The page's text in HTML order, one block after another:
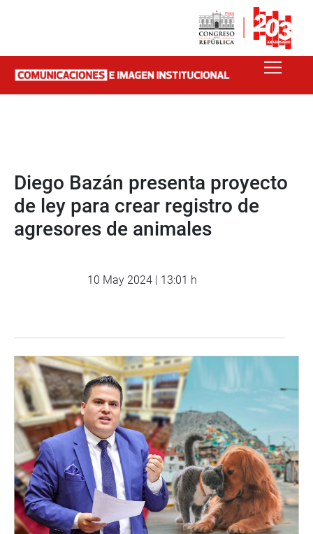
Diego Bazán presenta proyecto
de ley para crear registro de
agresores de animales
10 May 2024 | 13:01 h